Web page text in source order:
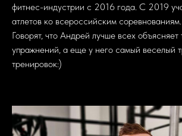
фитнес-индустрии с 2016 года. С 2019
атлетов ко всероссийским соревнованиям.
Говорят, что Андрей лучше всех объясняет
упражнений, а еще у него самый веселый
тренировок:)